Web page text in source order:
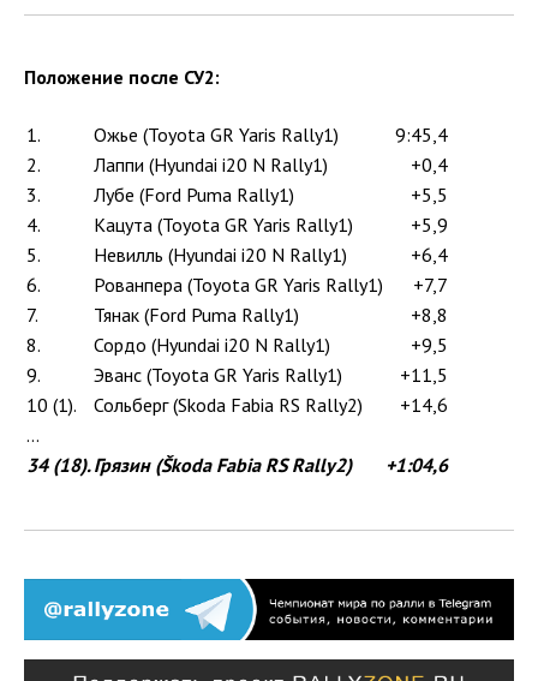
Положение после СУ2:
1. Ожье (Toyota GR Yaris Rally1)
9:45,4
2.
Лаппи (Hyundai i20 N Rally1)
+0,4
3.
Лубе (Ford Puma Rally1)
+5,5
4.
Кацута (Toyota GR Yaris Rally1)
+5,9
5.
Невилль (Hyundai i20 N Rally1)
+6,4
6.
Рованпера (Toyota GR Yaris Rally1)
+7,7
7.
Тянак (Ford Puma Rally1)
+8,8
8.
Сордо (Hyundai i20 N Rally1)
+9,5
9.
Эванс (Toyota GR Yaris Rally1)
+11,5
10 (1).
Сольберг (Skoda Fabia RS Rally2)
+14,6
...
34 (18).Грязин (Škoda Fabia RS Rally2) +1:04,6